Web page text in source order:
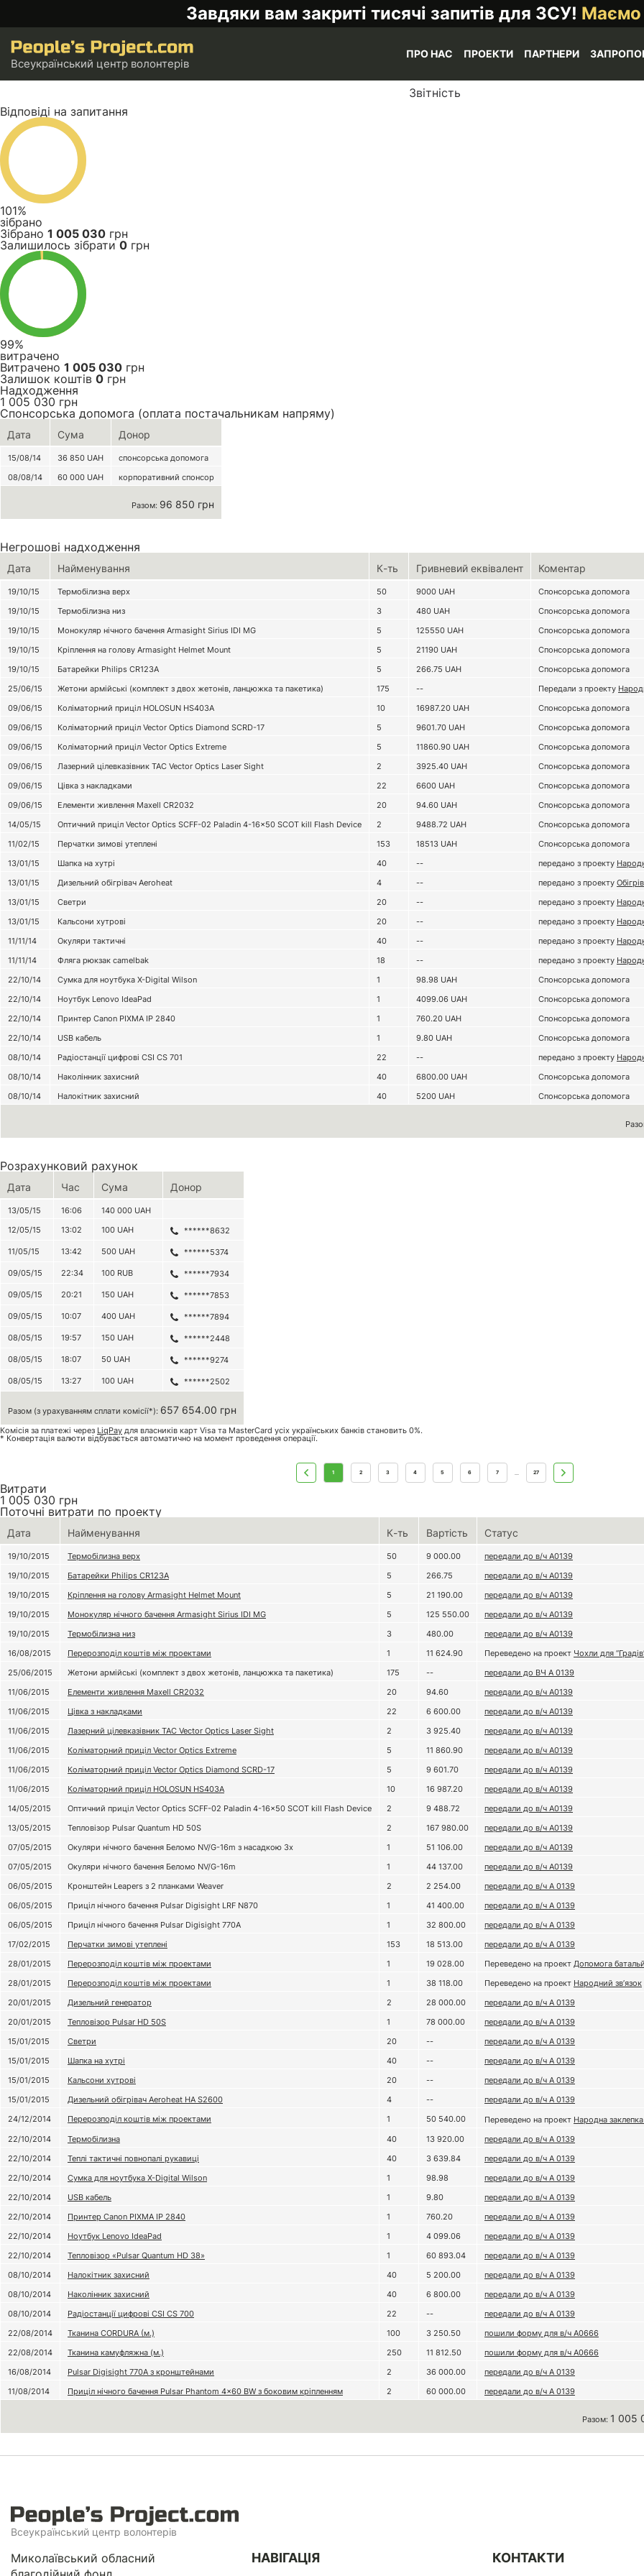
Завдяки вам закриті тисячі запитів для ЗСУ! Маємо
Всеукраїнський центр волонтерів
ПРО НАС ПРОЕКТИ ПАРТНЕРИ
Звітність
Відповіді на запитання
101%
зібрано
Зібрано 1 005 030 грн
Залишилось зібрати 0 грн
99%
витрачено
Витрачено 1 005 030 грн
Залишок коштів 0 грн
Надходження
1 005 030 грн
Спонсорська допомога (оплата постачальникам напряму)
Дата Сума Донор
15/08/14 36 850 UAH
спонсорська допомога
08/08/14
60 000 UAH корпоративний спонсор
Разом: 96 850 грн
Негрошові надходження
Дата Найменування К-ть Гривневий еквівалент Коментар
19/10/15 Термобілизна верх 50 9000 UAH
Спонсорська допомога
19/10/15
Термобілизна низ 3 480 UAH
Спонсорська допомога
19/10/15
Монокуляр нічного бачення Armasight Sirius IDI MG 5 125550 UAH
Спонсорська допомога
19/10/15
Кріплення на голову Armasight Helmet Mount 5 21190 UAH
Спонсорська допомога
19/10/15
Батарейки Philips CR123А 5 266.75 UAH
Спонсорська допомога
25/06/15
Жетони армійські (комплект з двох жетонів, ланцюжка та пакетика) 175 -- Передали з проекту
09/06/15
Коліматорний приціл HOLOSUN HS403A 10 16987.20 UAH
Спонсорська допомога
09/06/15
Коліматорний приціл Vector Optics Diamond SCRD-17 5 9601.70 UAH
Спонсорська допомога
09/06/15
Коліматорний приціл Vector Optics Extreme 5 11860.90 UAH
Спонсорська допомога
09/06/15
Лазерний цілевказівник TAC Vector Optics Laser Sight 2 3925.40 UAH
Спонсорська допомога
09/06/15
Цівка з накладками 22 6600 UAH
Спонсорська допомога
09/06/15
Елементи живлення Maxell CR2032 20 94.60 UAH
Спонсорська допомога
14/05/15
Оптичний приціл Vector Optics SCFF-02 Paladin 4-16x50 SCOT kill Flash Device 2 9488.72 UAH
Спонсорська допомога
11/02/15
Перчатки зимові утеплені 153 18513 UAH
Спонсорська допомога
13/01/15
Шапка на хутрі 40 -- передано з проекту
13/01/15
Дизельний обігрівач Aeroheat 4 -- передано з проекту
13/01/15
Светри 20 -- передано з проекту
13/01/15
Кальсони хутрові 20 -- передано з проекту
11/11/14
Окуляри тактичні 40 -- передано з проекту
11/11/14
Фляга рюкзак camelbak 18 -- передано з проекту
22/10/14
Сумка для ноутбука X-Digital Wilson 1 98.98 UAH
Спонсорська допомога
22/10/14
Ноутбук Lenovo IdeaPad 1 4099.06 UAH
Спонсорська допомога
22/10/14
Принтер Canon PIXMA IP 2840 1 760.20 UAH
Спонсорська допомога
22/10/14
USB кабель 1 9.80 UAH
Спонсорська допомога
08/10/14
Радіостанції цифрові CSI CS 701 22 -- передано з проекту
08/10/14
Наколінник захисний 40 6800.00 UAH
Спонсорська допомога
08/10/14
Налокітник захисний 40 5200 UAH Спонсорська допомога
Розрахунковий рахунок
Дата Час Сума Донор
13/05/15 16:06 140 000 UAH
12/05/15
13:02 100 UAH ******8632
11/05/15 13:42 500 UAH ******5374
09/05/15 22:34 100 RUB ******7934
09/05/15 20:21 150 UAH ******7853
09/05/15 10:07 400 UAH ******7894
08/05/15 19:57 150 UAH ******2448
08/05/15 18:07 50 UAH ******9274
08/05/15 13:27 100 UAH ******2502
Разом (з урахуванням сплати комісії*): 657 654.00 грн
Комісія за платежі через LiqPay для власників карт Visa та MasterCard усіх українських банків становить 0%.
* Конвертація валюти відбувається автоматично на момент проведення операції.
1 2 3 4 5 6 7 ... 27
Витрати
1 005 030 грн
Поточні витрати по проекту
Дата Найменування К-ть Вартість Статус
19/10/2015 Термобілизна верх 50 9 000.00
передали до в/ч А0139
19/10/2015
Батарейки Philips CR123А 5 266.75
передали до в/ч А0139
19/10/2015
Кріплення на голову Armasight Helmet Mount 5 21 190.00
передали до в/ч А0139
19/10/2015
Монокуляр нічного бачення Armasight Sirius IDI MG 5 125 550.00
передали до в/ч А0139
19/10/2015
Термобілизна низ 3 480.00
передали до в/ч А0139
16/08/2015
Перерозподіл коштів між проектами 1 11 624.90 Переведено на проект Чохли для
25/06/2015
Жетони армійські (комплект з двох жетонів, ланцюжка та пакетика) 175 --
передали до ВЧ А 0139
11/06/2015
Елементи живлення Maxell CR2032 20 94.60
передали до в/ч А0139
11/06/2015
Цівка з накладками 22 6 600.00
передали до в/ч А0139
11/06/2015
Лазерний цілевказівник TAC Vector Optics Laser Sight 2 3 925.40
передали до в/ч А0139
11/06/2015
Коліматорний приціл Vector Optics Extreme 5 11 860.90
передали до в/ч А0139
11/06/2015
Коліматорний приціл Vector Optics Diamond SCRD-17 5 9 601.70
передали до в/ч А0139
11/06/2015
Коліматорний приціл HOLOSUN HS403A 10 16 987.20
передали до в/ч А0139
14/05/2015
Оптичний приціл Vector Optics SCFF-02 Paladin 4-16x50 SCOT kill Flash Device 2 9 488.72
передали до в/ч А0139
13/05/2015
Тепловізор Pulsar Quantum HD 50S 2 167 980.00
передали до в/ч А0139
07/05/2015
Окуляри нічного бачення Беломо NV/G-16m з насадкою 3х 1 51 106.00
передали до в/ч А0139
07/05/2015
Окуляри нічного бачення Беломо NV/G-16m 1 44 137.00
передали до в/ч А0139
06/05/2015
Кронштейн Leapers з 2 планками Weaver 2 2 254.00
передали до в/ч А 0139
06/05/2015
Приціл нічного бачення Pulsar Digisight LRF N870 1 41 400.00
передали до в/ч А 0139
06/05/2015
Приціл нічного бачення Pulsar Digisight 770A 1 32 800.00
передали до в/ч А 0139
17/02/2015
Перчатки зимові утеплені 153 18 513.00
передали до в/ч А 0139
28/01/2015
Перерозподіл коштів між проектами 1 19 028.00 Переведено на проект Допомога
28/01/2015
Перерозподіл коштів між проектами 1 38 118.00 Переведено на проект Народний зв’язок
20/01/2015
Дизельний генератор 2 28 000.00
передали до в/ч А 0139
20/01/2015
Тепловізор Pulsar HD 50S 1 78 000.00
передали до в/ч А 0139
15/01/2015
Светри 20 --
передали до в/ч А 0139
15/01/2015
Шапка на хутрі 40 --
передали до в/ч А 0139
15/01/2015
Кальсони хутрові 20 --
передали до в/ч А 0139
15/01/2015
Дизельний обігрівач Aeroheat HA S2600 4 --
передали до в/ч А 0139
24/12/2014
Перерозподіл коштів між проектами 1 50 540.00 Переведено на проект Народна
22/10/2014
Термобілизна 40 13 920.00
передали до в/ч А 0139
22/10/2014
Теплі тактичні повнопалі рукавиці 40 3 639.84
передали до в/ч А 0139
22/10/2014
Сумка для ноутбука X-Digital Wilson 1 98.98
передали до в/ч А 0139
22/10/2014
USB кабель 1 9.80
передали до в/ч А 0139
22/10/2014
Принтер Canon PIXMA IP 2840 1 760.20
передали до в/ч А 0139
22/10/2014
Ноутбук Lenovo IdeaPad 1 4 099.06
передали до в/ч А 0139
22/10/2014
Тепловізор «Pulsar Quantum HD 38» 1 60 893.04
передали до в/ч А 0139
08/10/2014
Налокітник захисний 40 5 200.00
передали до в/ч А 0139
08/10/2014
Наколінник захисний 40 6 800.00
передали до в/ч А 0139
08/10/2014
Радіостанції цифрові CSI CS 700 22 --
передали до в/ч А 0139
22/08/2014
Тканина CORDURA (м.) 100 3 250.50
пошили форму для в/ч А0666
22/08/2014
Тканина камуфляжна (м.) 250 11 812.50
пошили форму для в/ч А0666
16/08/2014
Pulsar Digisight 770A з кронштейнами 2 36 000.00
передали до в/ч А 0139
11/08/2014
Приціл нічного бачення Pulsar Phantom 4x60 BW з боковим кріпленням 2 60 000.00 передали до в/ч А 0139
Разом: 1 005
Всеукраїнський центр волонтерів
Миколаївський обласний
НАВІГАЦІЯ КОНТАКТИ